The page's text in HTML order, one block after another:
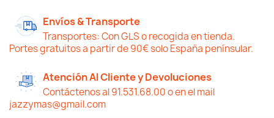
Envíos & Transporte
Transportes: Con GLS o recogida en tienda.
Portes gratuitos a partir de 90€ solo España penínsular.
Atención Al Cliente y Devoluciones
Contáctenos al 91.531.68.00 o en el mail
jazzymas@gmail.com